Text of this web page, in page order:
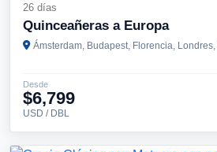
26 días
Quinceañeras a Europa
Ámsterdam, Budapest, Florencia,
Desde
$6,799
USD / DBL